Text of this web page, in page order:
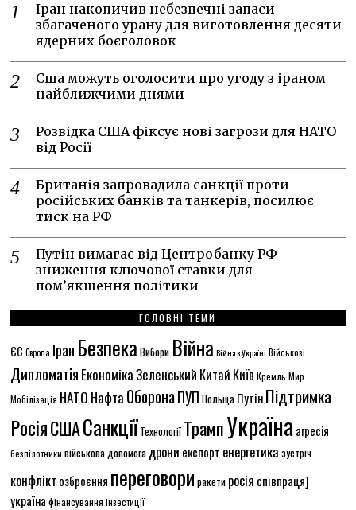
Іран накопичив небезпечні запаси
збагаченого урану для виготовлення десяти
ядерних боєголовок
Сша можуть оголосити про угоду з іраном
найближчими днями
Розвідка США фіксує нові загрози для НАТО
від Росії
Британія запровадила санкції проти
російських банків та танкерів, посилює
тиск на РФ
Путін вимагає від Центробанку РФ
зниження ключової ставки для
пом’якшення політики
ГОЛОВНІ ТЕМИ
ЄС Європа Іран Безпека Вибори Війна Війна в Україні Військові
Дипломатія ЕкономікаЗеленський Китай Київ Кремль Мир
Мобілізація НАТО Нафта ОборонаПУП Польща ПутінПідтримка
РосіяСШАСанкціїТехнологіїТрампУкраїна агресія
безпілотники військова допомога дрони експорт енергетика зустріч
конфлікт озброєння переговори ракети росія співпраця]
україна фінансування інвестиції